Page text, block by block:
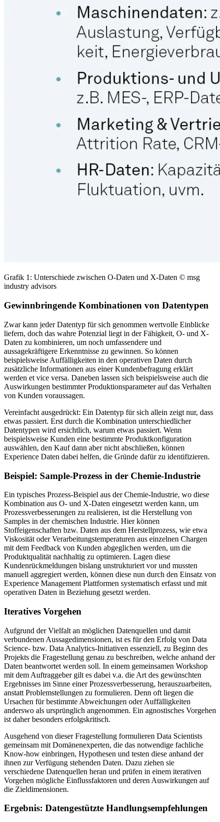
Grafik 1: Unterschiede zwischen O-Daten und X-Daten © msg
industry advisors
Gewinnbringende Kombinationen von Datentypen
Zwar kann jeder Datentyp für sich genommen wertvolle Einblicke
liefern, doch das wahre Potenzial liegt in der Fähigkeit, O- und X-
Daten zu kombinieren, um noch umfassendere und
aussagekräftigere Erkenntnisse zu gewinnen. So können
beispielsweise Auffälligkeiten in den operativen Daten durch
zusätzliche Informationen aus einer Kundenbefragung erklärt
werden et vice versa. Daneben lassen sich beispielsweise auch die
Auswirkungen bestimmter Produktionsparameter auf das Verhalten
von Kunden voraussagen.
Vereinfacht ausgedrückt: Ein Datentyp für sich allein zeigt nur, dass
etwas passiert. Erst durch die Kombination unterschiedlicher
Datentypen wird ersichtlich, warum etwas passiert. Wenn
beispielsweise Kunden eine bestimmte Produktkonfiguration
auswählen, den Kauf dann aber nicht abschließen, können
Experience Daten dabei helfen, die Gründe dafür zu identifizieren.
Beispiel: Sample-Prozess in der Chemie-Industrie
Ein typisches Prozess-Beispiel aus der Chemie-Industrie, wo diese
Kombination aus O- und X-Daten eingesetzt werden kann, um
Prozessverbesserungen zu realisieren, ist die Herstellung von
Samples in der chemischen Industrie. Hier können
Stoffeigenschaften bzw. Daten aus dem Herstellprozess, wie etwa
Viskosität oder Verarbeitungstemperaturen aus einzelnen Chargen
mit dem Feedback von Kunden abgeglichen werden, um die
Produktqualität nachhaltig zu optimieren. Lagen diese
Kundenrückmeldungen bislang unstrukturiert vor und mussten
manuell aggregiert werden, können diese nun durch den Einsatz von
Experience Management Plattformen systematisch erfasst und mit
operativen Daten in Beziehung gesetzt werden.
Iteratives Vorgehen
Aufgrund der Vielfalt an möglichen Datenquellen und damit
verbundenen Aussagedimensionen, ist es für den Erfolg von Data
Science- bzw. Data Analytics-Initiativen essenziell, zu Beginn des
Projekts die Fragestellung genau zu beschreiben, welche anhand der
Daten beantwortet werden soll. In einem gemeinsamen Workshop
mit dem Auftraggeber gilt es dabei v.a. die Art des gewünschten
Ergebnisses im Sinne einer Prozessverbesserung, herauszuarbeiten,
anstatt Problemstellungen zu formulieren. Denn oft liegen die
Ursachen für bestimmte Abweichungen oder Auffälligkeiten
anderswo als ursprünglich angenommen. Ein agnostisches Vorgehen
ist daher besonders erfolgskritisch.
Ausgehend von dieser Fragestellung formulieren Data Scientists
gemeinsam mit Domänenexperten, die das notwendige fachliche
Know-how einbringen, Hypothesen und testen diese anhand der
ihnen zur Verfügung stehenden Daten. Dazu ziehen sie
verschiedene Datenquellen heran und prüfen in einem iterativen
Vorgehen mögliche Einflussfaktoren und deren Auswirkungen auf
die Zieldimensionen.
Ergebnis: Datengestützte Handlungsempfehlungen